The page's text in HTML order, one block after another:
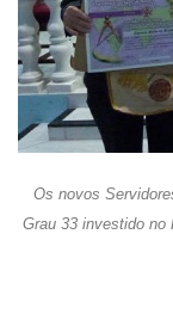
Os novos
Grau 33 investido no